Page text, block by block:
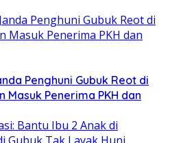
Penghuni Gubuk Reot di
Masuk Penerima PKH dan